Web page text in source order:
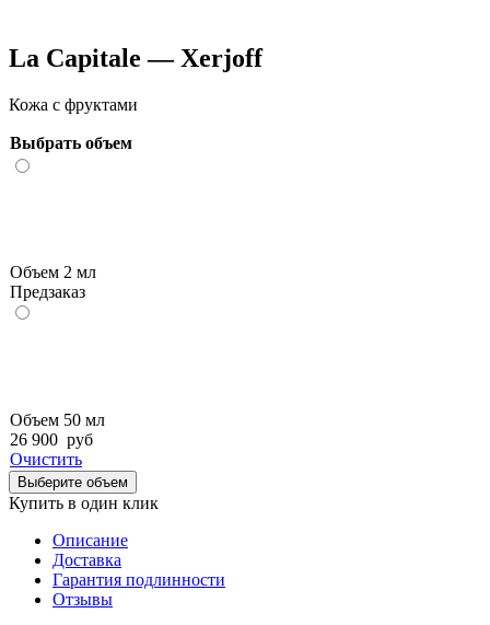
La Capitale — Xerjoff
Кожа с фруктами
Выбрать объем
Объем 2 мл
Предзаказ
Объем 50 мл
26 900 руб
Очистить
Выберите объем
Купить в один клик
Описание
Доставка
Гарантия подлинности
Отзывы